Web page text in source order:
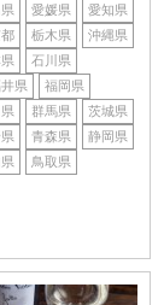
愛媛県
愛知県
栃木県
沖縄県
石川県
県
福岡県
群馬県
茨城県
青森県
静岡県
鳥取県